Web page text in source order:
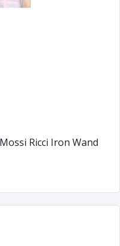
Ricci Iron Wand